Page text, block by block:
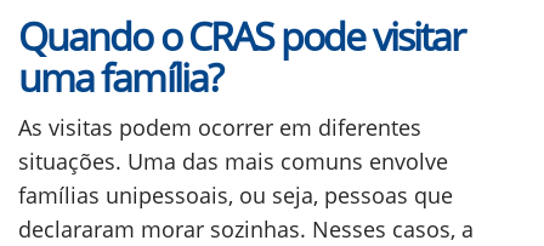
Quando o CRAS pode visitar
uma família?
As visitas podem ocorrer em diferentes
situações. Uma das mais comuns envolve
famílias unipessoais, ou seja, pessoas que
declararam morar sozinhas. Nesses casos, a